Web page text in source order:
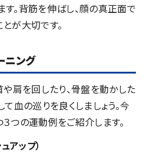
。背筋を伸ばし、顔の真正面で
が大切です。
ニング
肩を回したり、骨盤を動かした
血の巡りを良くしましょう。今
つの運動例をご紹介します。
アップ）